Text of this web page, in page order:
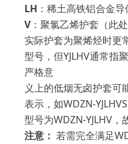
LH ：稀土高铁铝合金导
V：聚氯乙烯护套（此处
实际护套为聚烯烃时更
型号，但YJLHV通常指
严格意
义上的低烟无卤护套可
表示，如WDZN-
型号为WDZN-YJLHV，
注意： 若需完全满足